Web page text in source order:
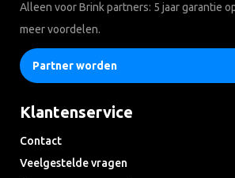
Alleen voor Brink partners: 5 jaar garantie
meer voordelen.
Partner worden
Klantenservice
Contact
Veelgestelde vragen